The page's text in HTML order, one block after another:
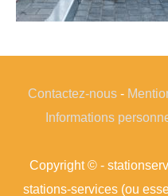
Contactez-nous-
Informations
Copyright © -
stations-services (ou